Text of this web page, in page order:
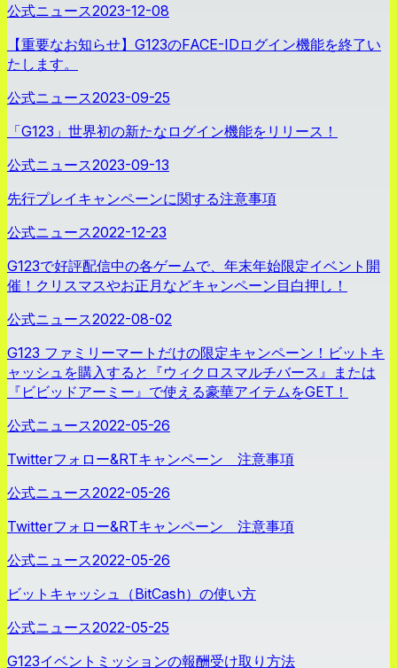
公式ニュース2023-12-08
【重要なお知らせ】G123のFACE-IDログイン機能を終了い
たします。
公式ニュース2023-09-25
「G123」世界初の新たなログイン機能をリリース！
公式ニュース2023-09-13
先行プレイキャンペーンに関する注意事項
公式ニュース2022-12-23
G123で好評配信中の各ゲームで、年末年始限定イベント開
催！クリスマスやお正月などキャンペーン目白押し！
公式ニュース2022-08-02
G123 ファミリーマートだけの限定キャンペーン！ビットキ
ャッシュを購入すると『ウィクロスマルチバース』または
『ビビッドアーミー』で使える豪華アイテムをGET！
公式ニュース2022-05-26
Twitterフォロー&RTキャンペーン 注意事項
公式ニュース2022-05-26
Twitterフォロー&RTキャンペーン 注意事項
公式ニュース2022-05-26
ビットキャッシュ（BitCash）の使い方
公式ニュース2022-05-25
G123イベントミッションの報酬受け取り方法